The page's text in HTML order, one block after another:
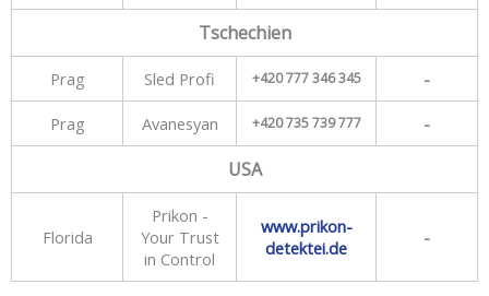
Tschechien
Prag Sled Profi +420 777 346 345 -
Prag Avanesyan +420 735 739 777 -
USA
Florida
Prikon -
Your Trust
in Control
www.prikon-
detektei.de
-